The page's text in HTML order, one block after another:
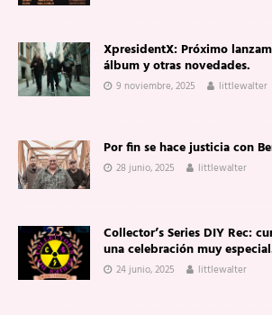
XpresidentX: Próximo
álbum y otras novedades.
9 noviembre, 2025 littlewalter
Por fin se hace justicia con
28 junio, 2025 littlewalter
Collector’s Series DIY Rec:
una celebración muy
24 junio, 2025 littlewalter